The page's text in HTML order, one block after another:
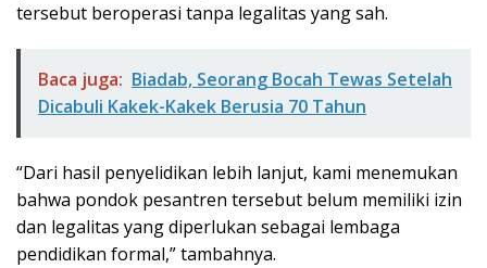
tersebut beroperasi tanpa legalitas yang sah.
Baca juga: Biadab, Seorang Bocah Tewas Setelah
Dicabuli Kakek-Kakek Berusia 70 Tahun
“Dari hasil penyelidikan lebih lanjut, kami menemukan
bahwa pondok pesantren tersebut belum memiliki izin
dan legalitas yang diperlukan sebagai lembaga
pendidikan formal,” tambahnya.